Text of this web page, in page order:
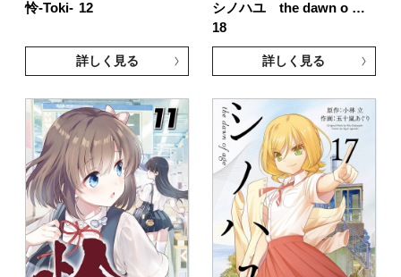
怜-Toki- 12
詳しく見る
シノハユ the dawn o …
18
詳しく見る